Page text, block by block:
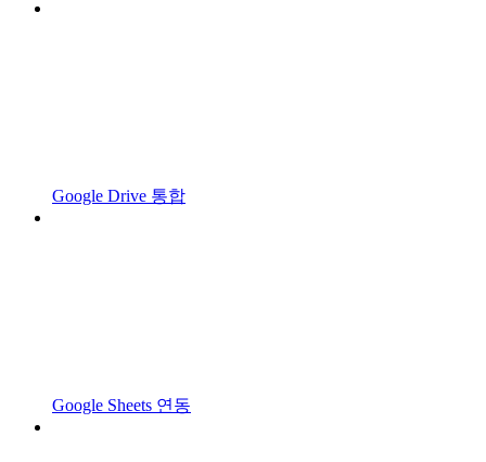
Google Drive 통합
Google Sheets 연동